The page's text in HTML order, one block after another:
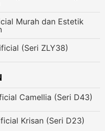
Murah dan Estetik
(Seri ZLY38)
Camellia (Seri D43)
Krisan (Seri D23)